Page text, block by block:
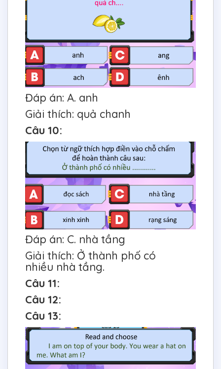
Đáp án: A. anh
Giải thích: quả chanh
Câu 10:
Đáp án: C. nhà tầng
Giải thích: Ở thành phố có
nhiều nhà tầng.
Câu 11:
Câu 12:
Câu 13: